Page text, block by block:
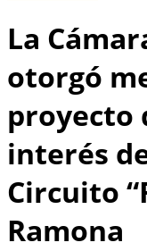
La
otorgó
proyecto
interés
Circuito
Ramona